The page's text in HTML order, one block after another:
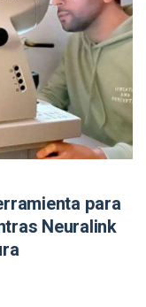
para
Neuralink